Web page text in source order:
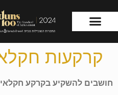
קרקעות
חושבים להשקיע בקרקע